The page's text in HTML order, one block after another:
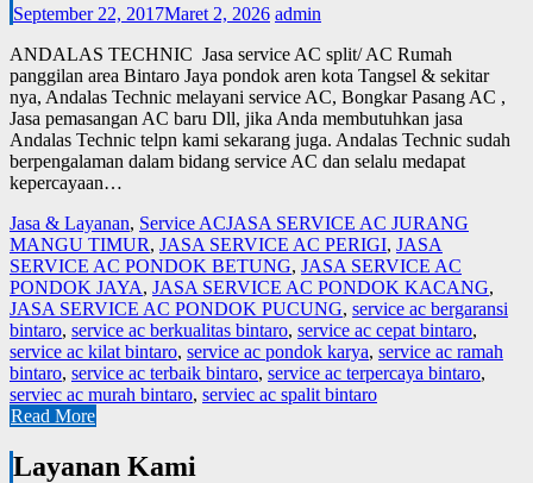
September 22, 2017Maret 2, 2026 admin
ANDALAS TECHNIC Jasa service AC split/ AC Rumah
panggilan area Bintaro Jaya pondok aren kota Tangsel & sekitar
nya, Andalas Technic melayani service AC, Bongkar Pasang AC ,
Jasa pemasangan AC baru Dll, jika Anda membutuhkan jasa
Andalas Technic telpn kami sekarang juga. Andalas Technic sudah
berpengalaman dalam bidang service AC dan selalu medapat
kepercayaan…
Jasa & Layanan, Service ACJASA SERVICE AC JURANG
MANGU TIMUR, JASA SERVICE AC PERIGI, JASA
SERVICE AC PONDOK BETUNG, JASA SERVICE AC
PONDOK JAYA, JASA SERVICE AC PONDOK KACANG,
JASA SERVICE AC PONDOK PUCUNG, service ac bergaransi
bintaro, service ac berkualitas bintaro, service ac cepat bintaro,
service ac kilat bintaro, service ac pondok karya, service ac ramah
bintaro, service ac terbaik bintaro, service ac terpercaya bintaro,
serviec ac murah bintaro, serviec ac spalit bintaro
Read More
Layanan Kami